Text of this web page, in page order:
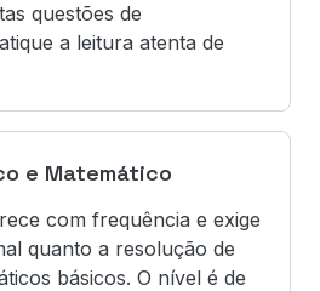
questões de
a leitura atenta de
e Matemático
com frequência e exige
quanto a resolução de
básicos. O nível é de